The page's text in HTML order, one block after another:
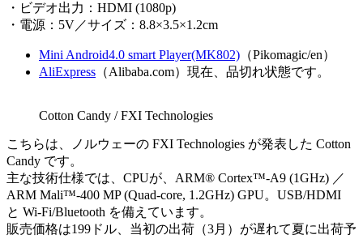
・ビデオ出力：HDMI (1080p)
・電源：5V／サイズ：8.8×3.5×1.2cm
Mini Android4.0 smart Player(MK802) （Pikomagic/en）
AliExpress （Alibaba.com）現在、品切れ状態です。
Cotton Candy / FXI Technologies
こちらは、ノルウェーの FXI Technologies が発表した Cotton
Candy です。
主な技術仕様では、CPUが、ARM® Cortex™-A9 (1GHz) ／
ARM Mali™-400 MP (Quad-core, 1.2GHz) GPU。USB/HDMI
と Wi-Fi/Bluetooth を備えています。
販売価格は199ドル、当初の出荷（3月）が遅れて夏に出荷予